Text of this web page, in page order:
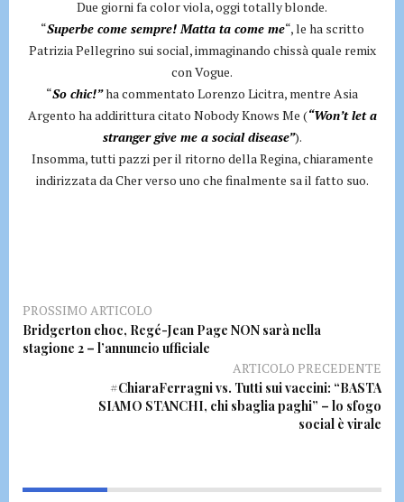
Due giorni fa color viola, oggi totally blonde.
“Superbe come sempre! Matta ta come me“, le ha scritto
Patrizia Pellegrino sui social, immaginando chissà quale remix
con Vogue.
“So chic!”ha commentato Lorenzo Licitra, mentre Asia
Argento ha addirittura citato Nobody Knows Me (“Won’t let a
stranger give me a social disease”).
Insomma, tutti pazzi per il ritorno della Regina, chiaramente
indirizzata da Cher verso uno che finalmente sa il fatto suo.
PROSSIMO ARTICOLO
Bridgerton choc, Regé-Jean Page NON sarà nella
stagione 2 – l’annuncio ufficiale
ARTICOLO PRECEDENTE
#ChiaraFerragni vs. Tutti sui vaccini: “BASTA
SIAMO STANCHI, chi sbaglia paghi” – lo sfogo
social è virale